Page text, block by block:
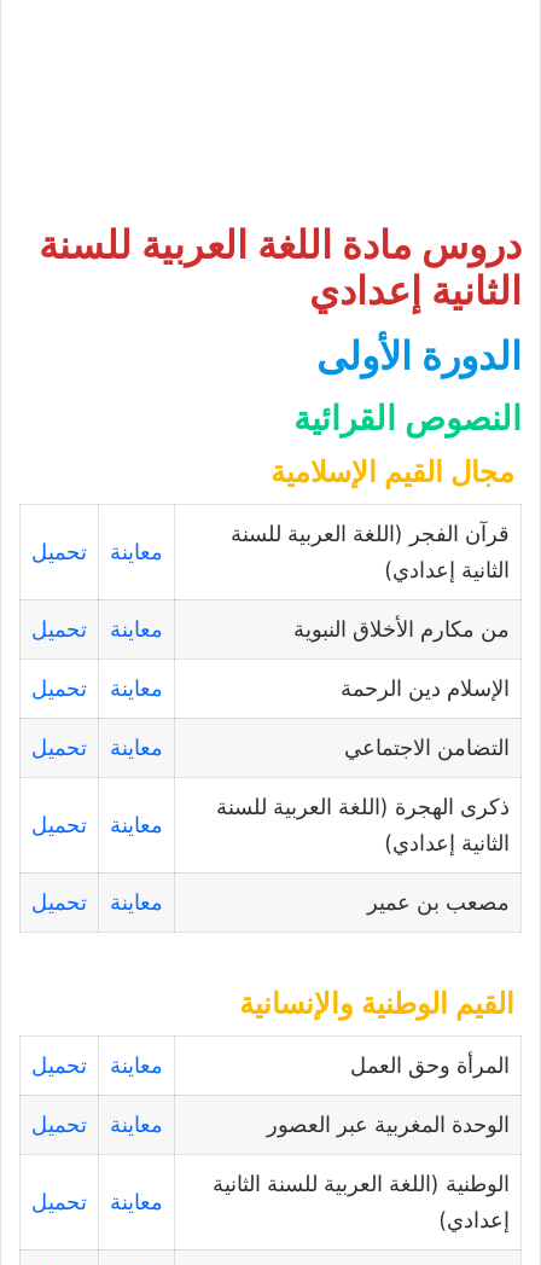
دروس مادة اللغة العربية للسنة
الثانية إعدادي
الدورة الأولى
النصوص القرائية
مجال القيم الإسلامية
قرآن الفجر (اللغة العربية للسنة
الثانية إعدادي)
معاينة تحميل
من مكارم الأخلاق النبوية معاينة تحميل
الإسلام دين الرحمة معاينة تحميل
التضامن الاجتماعي معاينة تحميل
ذكرى الهجرة (اللغة العربية للسنة
الثانية إعدادي)
معاينة تحميل
مصعب بن عمير معاينة تحميل
القيم الوطنية والإنسانية
المرأة وحق العمل معاينة تحميل
الوحدة المغربية عبر العصور معاينة تحميل
الوطنية (اللغة العربية للسنة الثانية
إعدادي)
معاينة تحميل